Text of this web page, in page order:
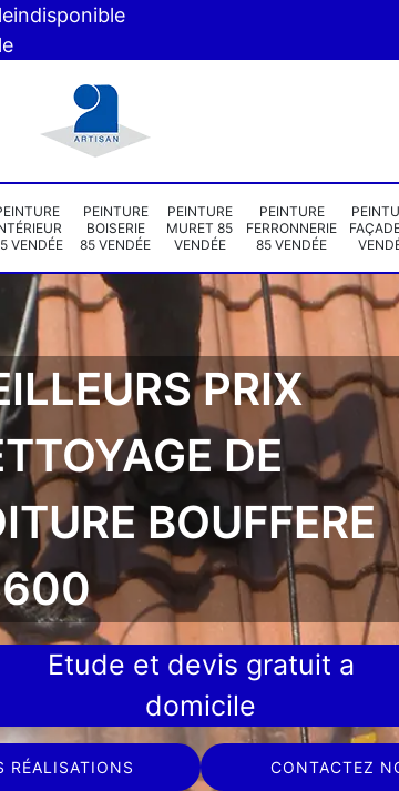
indisponible
VENDÉE
PEINTURE
BOISERIE
85 VENDÉE
PEINTURE
MURET 85
VENDÉE
PEINTURE
FERRONNERIE
85 VENDÉE
PRIX
DE
BOUFFERE
Etude et devis gratuit a
domicile
RÉALISATIONS CONTACTEZ